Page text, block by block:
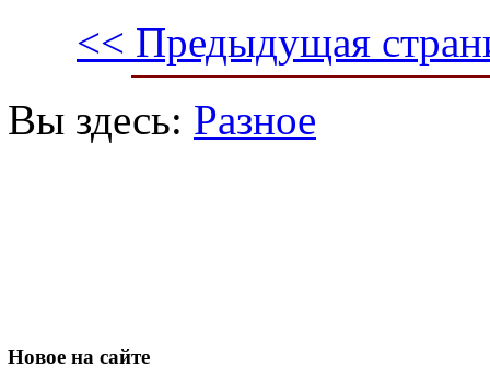
<< Предыдущая
Вы здесь: Разное
Новое на сайте